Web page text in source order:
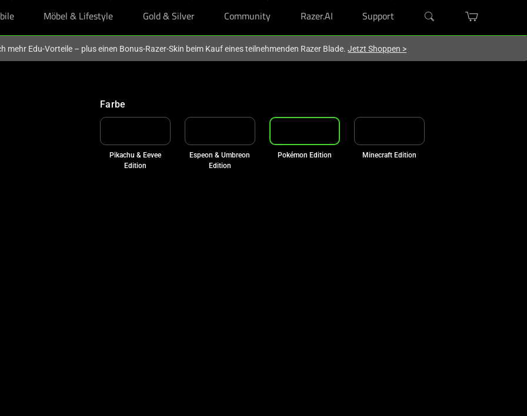
Möbel & Lifestyle Gold & Silver Community Razer.AI Support
mehr Edu-Vorteile – plus einen Bonus-Razer-Skin beim Kauf eines teilnehmenden Razer Blade.Jetzt Shoppen >
Farbe
Pikachu & Eevee
Edition
Espeon & Umbreon
Edition
Pokémon Edition Minecraft Edition